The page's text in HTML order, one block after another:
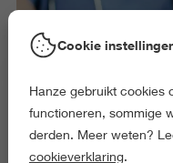
Cookie
Hanze gebruikt cookies
functioneren, sommige
derden. Meer weten?
cookieverklaring.